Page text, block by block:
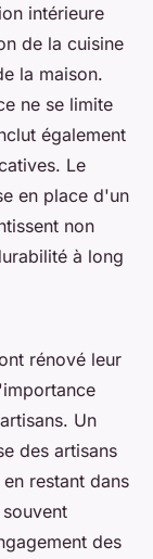
intérieure
de la cuisine
la maison.
ne se limite
également
Le
en place d'un
non
à long
rénové leur
Un
des artisans
restant dans
des